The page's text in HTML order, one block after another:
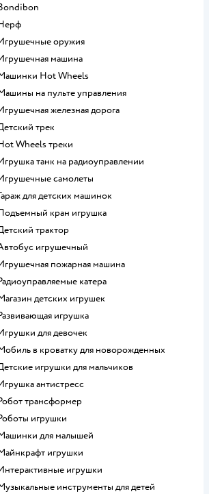
Bondibon
Нерф
Игрушечные оружия
Игрушечная машина
Машинки Hot Wheels
Машины на пульте управления
Игрушечная железная дорога
Детский трек
Hot Wheels треки
Игрушка танк на радиоуправлении
Игрушечные самолеты
Гараж для детских машинок
Подъемный кран игрушка
Детский трактор
Автобус игрушечный
Игрушечная пожарная машина
Радиоуправляемые катера
Магазин детских игрушек
Развивающая игрушка
Игрушки для девочек
Мобиль в кроватку для новорожденных
Детские игрушки для мальчиков
Игрушка антистресс
Робот трансформер
Роботы игрушки
Машинки для малышей
Майнкрафт игрушки
Интерактивные игрушки
Музыкальные инструменты для детей